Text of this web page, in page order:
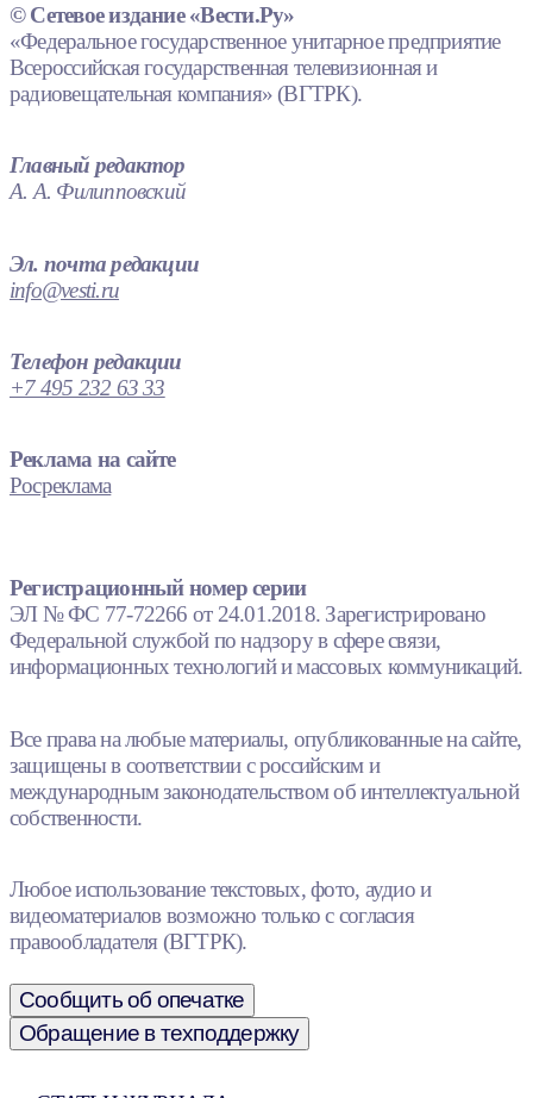
© Сетевое издание «Вести.Ру»
«Федеральное государственное унитарное предприятие
Всероссийская государственная телевизионная и
радиовещательная компания» (ВГТРК).
Главный редактор
А. А. Филипповский
Эл. почта редакции
info@vesti.ru
Телефон редакции
+7 495 232 63 33
Реклама на сайте
Росреклама
Регистрационный номер серии
ЭЛ № ФС 77-72266 от 24.01.2018. Зарегистрировано
Федеральной службой по надзору в сфере связи,
информационных технологий и массовых коммуникаций.
Все права на любые материалы, опубликованные на сайте,
защищены в соответствии с российским и
международным законодательством об интеллектуальной
собственности.
Любое использование текстовых, фото, аудио и
видеоматериалов возможно только с согласия
правообладателя (ВГТРК).
Сообщить об опечатке
Обращение в техподдержку